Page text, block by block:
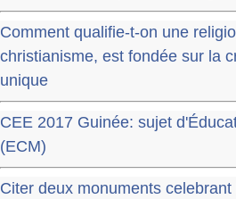
Comment qualifie-t-on une
christianisme, est fondée sur la
unique
CEE 2017 Guinée: sujet
(ECM)
Citer deux monuments